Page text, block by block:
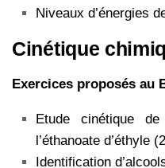
Niveaux d’énergies
Cinétique
Exercices proposés au
Etude cinétique
l’éthanoate d’éthyle
Identification